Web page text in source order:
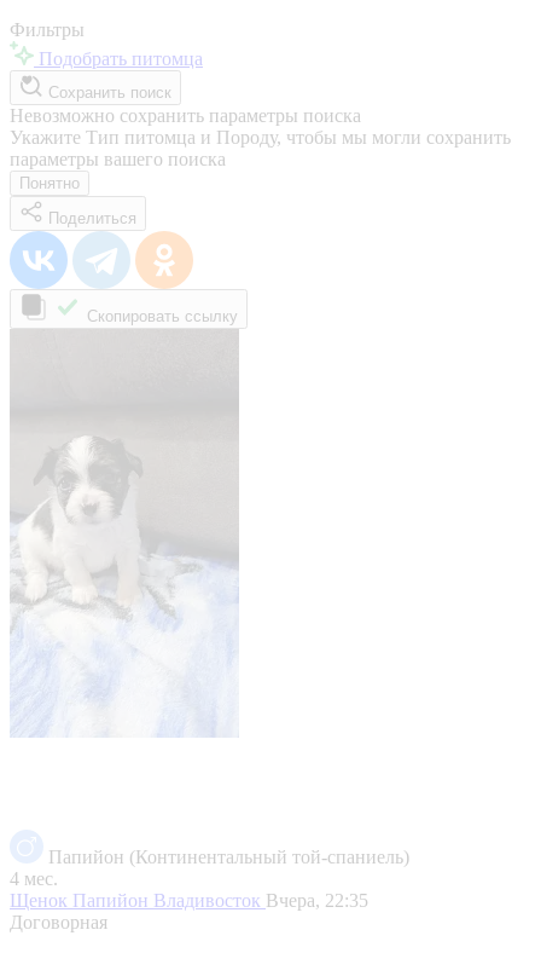
Фильтры
Подобрать питомца
Сохранить поиск
Невозможно сохранить параметры поиска
Укажите Тип питомца и Породу, чтобы мы могли сохранить
параметры вашего поиска
Понятно
Поделиться
Скопировать ссылку
Папийон (Континентальный той-спаниель)
4 мес.
Щенок Папийон Владивосток Вчера, 22:35
Договорная